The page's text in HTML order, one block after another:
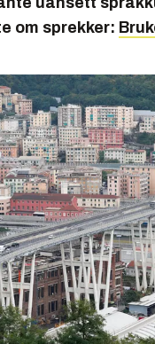
om sprekker: